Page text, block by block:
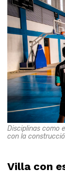
Disciplinas como
con la
Villa con